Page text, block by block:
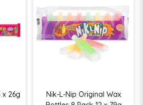
x 26g
Nik-L-Nip Original Wax